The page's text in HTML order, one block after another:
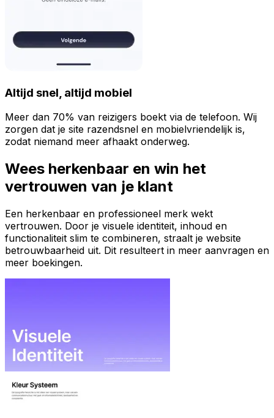
Altijd snel, altijd mobiel
Meer dan 70% van reizigers boekt via de telefoon. Wij
zorgen dat je site razendsnel en mobielvriendelijk is,
zodat niemand meer afhaakt onderweg.
Wees herkenbaar en win het
vertrouwen van je klant
Een herkenbaar en professioneel merk wekt
vertrouwen. Door je visuele identiteit, inhoud en
functionaliteit slim te combineren, straalt je website
betrouwbaarheid uit. Dit resulteert in meer aanvragen en
meer boekingen.